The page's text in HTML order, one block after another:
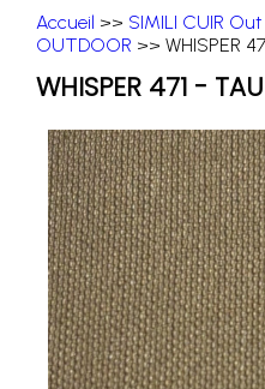
Accueil >> SIMILI CUIR
OUTDOOR >> WHISPER
WHISPER 471 -